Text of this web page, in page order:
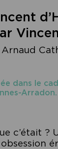
dans le
Arradon.
c’était ?